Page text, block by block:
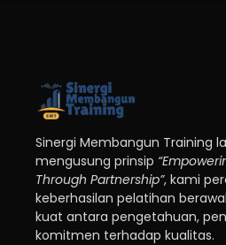
Sinergi Membangun Training
mengusung prinsip
Through Partnership”, kami
keberhasilan pelatihan
kuat antara pengetahuan,
komitmen terhadap kualitas.